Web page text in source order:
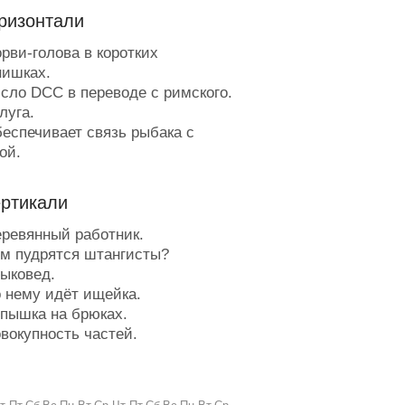
голова в коротких
DCC в переводе с римского.
связь рыбака с
существование.
с доской подсчёта.
пятнадцати час у
орнамент.
берущийся в поход.
пенсионера.
работник.
пудрятся штангисты?
нему идёт ищейка.
на брюках.
частей.